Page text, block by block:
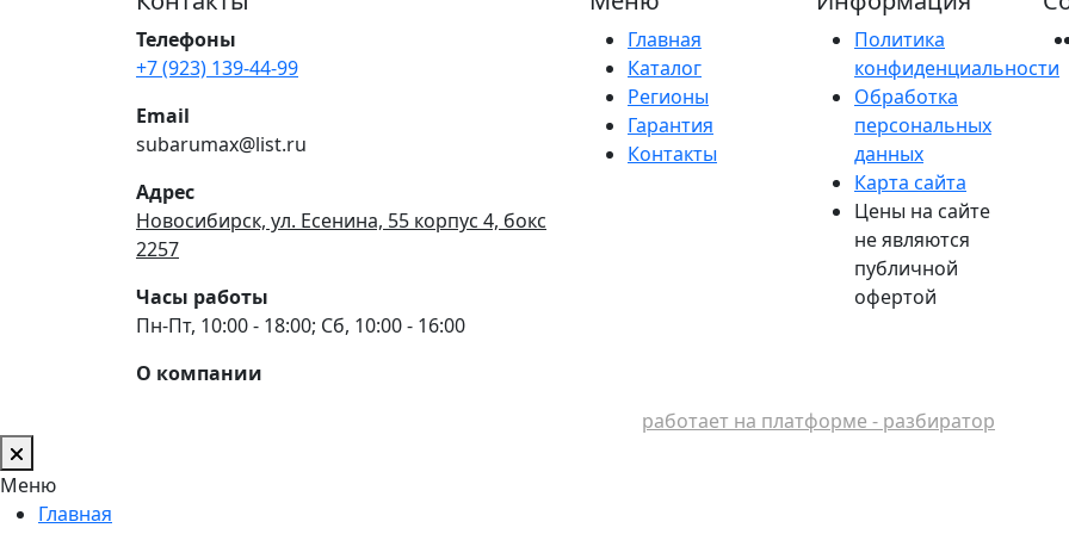
Телефоны
+7 (923) 139-44-99
Email
subarumax@list.ru
Адрес
Новосибирск, ул. Есенина, 55 корпус 4, бокс
2257
Часы работы
Пн-Пт, 10:00 - 18:00; Сб, 10:00 - 16:00
О компании
Главная
Каталог
Регионы
Гарантия
Контакты
Политика
конфиденциальности
Обработка
персональных
данных
Карта сайта
Цены на сайте
не являются
публичной
офертой
работает на платформе - разбиратор
Меню
Главная